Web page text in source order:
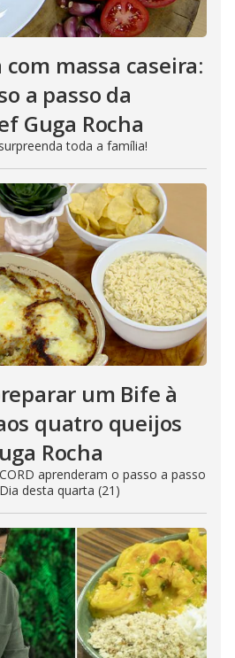
massa caseira:
a passo da
Guga Rocha
toda a família!
um Bife à
quatro queijos
Rocha
aprenderam o passo a passo
desta quarta (21)